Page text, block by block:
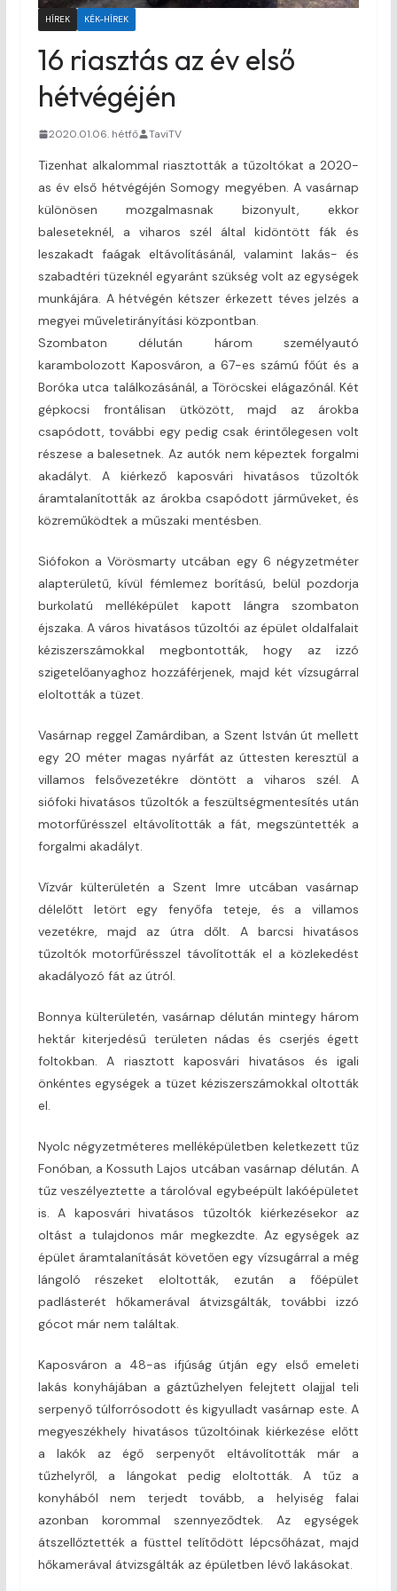
HÍREK KÉK-HÍREK
16 riasztás az év első
hétvégéjén
2020.01.06. hétfő TaviTV
Tizenhat alkalommal riasztották a tűzoltókat a 2020-
as év első hétvégéjén Somogy megyében. A vasárnap
különösen mozgalmasnak bizonyult, ekkor
baleseteknél, a viharos szél által kidöntött fák és
leszakadt faágak eltávolításánál, valamint lakás- és
szabadtéri tüzeknél egyaránt szükség volt az egységek
munkájára. A hétvégén kétszer érkezett téves jelzés a
megyei műveletirányítási központban.
Szombaton délután három személyautó
karambolozott Kaposváron, a 67-es számú főút és a
Boróka utca találkozásánál, a Töröcskei elágazónál. Két
gépkocsi frontálisan ütközött, majd az árokba
csapódott, további egy pedig csak érintőlegesen volt
részese a balesetnek. Az autók nem képeztek forgalmi
akadályt. A kiérkező kaposvári hivatásos tűzoltók
áramtalanították az árokba csapódott járműveket, és
közreműködtek a műszaki mentésben.
Siófokon a Vörösmarty utcában egy 6 négyzetméter
alapterületű, kívül fémlemez borítású, belül pozdorja
burkolatú melléképület kapott lángra szombaton
éjszaka. A város hivatásos tűzoltói az épület oldalfalait
kéziszerszámokkal megbontották, hogy az izzó
szigetelőanyaghoz hozzáférjenek, majd két vízsugárral
eloltották a tüzet.
Vasárnap reggel Zamárdiban, a Szent István út mellett
egy 20 méter magas nyárfát az úttesten keresztül a
villamos felsővezetékre döntött a viharos szél. A
siófoki hivatásos tűzoltók a feszültségmentesítés után
motorfűrésszel eltávolították a fát, megszüntették a
forgalmi akadályt.
Vízvár külterületén a Szent Imre utcában vasárnap
délelőtt letört egy fenyőfa teteje, és a villamos
vezetékre, majd az útra dőlt. A barcsi hivatásos
tűzoltók motorfűrésszel távolították el a közlekedést
akadályozó fát az útról.
Bonnya külterületén, vasárnap délután mintegy három
hektár kiterjedésű területen nádas és cserjés égett
foltokban. A riasztott kaposvári hivatásos és igali
önkéntes egységek a tüzet kéziszerszámokkal oltották
el.
Nyolc négyzetméteres melléképületben keletkezett tűz
Fonóban, a Kossuth Lajos utcában vasárnap délután. A
tűz veszélyeztette a tárolóval egybeépült lakóépületet
is. A kaposvári hivatásos tűzoltók kiérkezésekor az
oltást a tulajdonos már megkezdte. Az egységek az
épület áramtalanítását követően egy vízsugárral a még
lángoló részeket eloltották, ezután a főépület
padlásterét hőkamerával átvizsgálták, további izzó
gócot már nem találtak.
Kaposváron a 48-as ifjúság útján egy első emeleti
lakás konyhájában a gáztűzhelyen felejtett olajjal teli
serpenyő túlforrósodott és kigyulladt vasárnap este. A
megyeszékhely hivatásos tűzoltóinak kiérkezése előtt
a lakók az égő serpenyőt eltávolították már a
tűzhelyről, a lángokat pedig eloltották. A tűz a
konyhából nem terjedt tovább, a helyiség falai
azonban korommal szennyeződtek. Az egységek
átszellőztették a füsttel telítődött lépcsőházat, majd
hőkamerával átvizsgálták az épületben lévő lakásokat.